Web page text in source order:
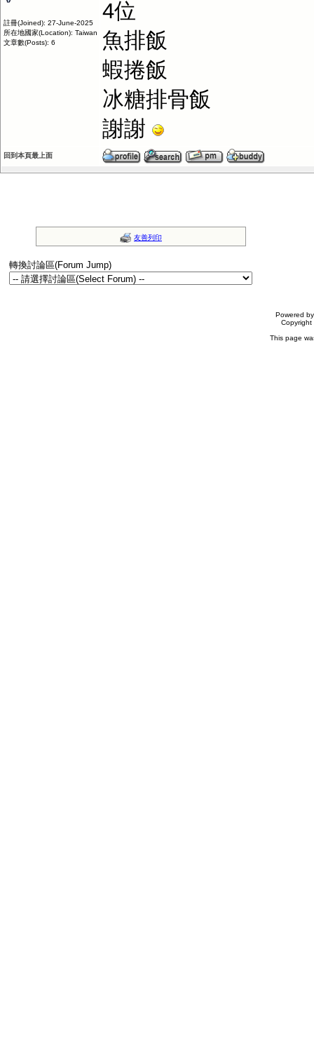
註冊(Joined): 27-June-2025
所在地國家(Location): Taiwan
文章數(Posts): 6
4位
魚排飯
蝦捲飯
冰糖排骨飯
謝謝
回到本頁最上面
友善列印
轉換討論區(Forum Jump)
Powered
This page